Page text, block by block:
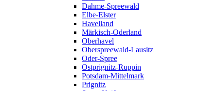
Dahme-Spreewald
Elbe-Elster
Havelland
Märkisch-Oderland
Oberhavel
Oberspreewald-Lausitz
Oder-Spree
Ostprignitz-Ruppin
Potsdam-Mittelmark
Prignitz